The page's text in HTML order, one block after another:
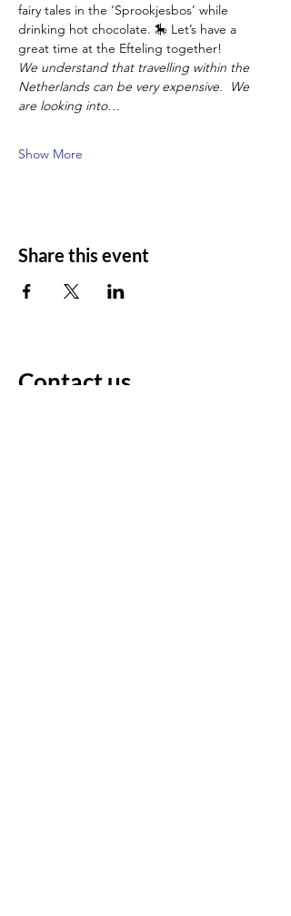
fairy tales in the ‘Sprookjesbos’ while
drinking hot chocolate. 🎠 Let’s have a
great time at the Efteling together!
We understand that travelling within the
Netherlands can be very expensive.  We
are looking into…
Show More
Share this event
Contact us